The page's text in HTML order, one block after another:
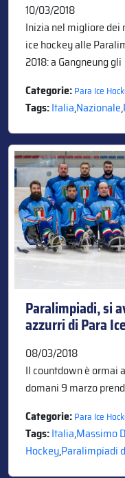
10/03/2018
Inizia nel migliore dei
ice hockey alle
2018: a Gangneung gli
Categorie:Para Ice
Tags:Italia,Nazionale,
Paralimpiadi, si
azzurri di Para
08/03/2018
Il countdown è ormai
domani 9 marzo
Categorie:Para Ice
Tags:Italia,Massimo
Hockey,Paralimpiadi